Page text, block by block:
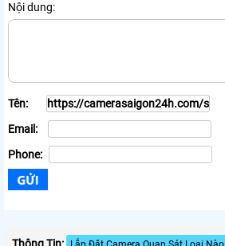
Nội dung:
Tên:
Email:
Phone:
Thông Tin: